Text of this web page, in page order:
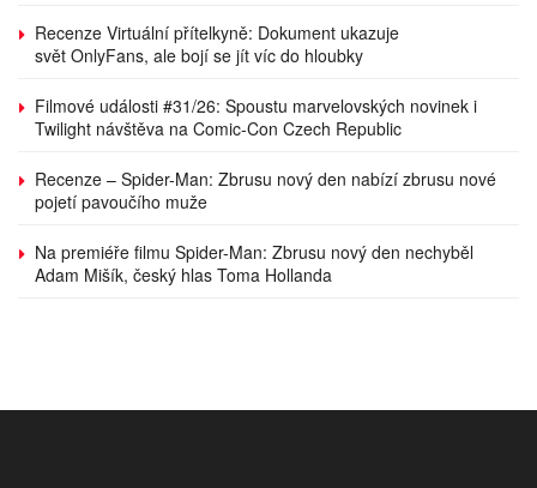
Recenze Virtuální přítelkyně: Dokument ukazuje
svět OnlyFans, ale bojí se jít víc do hloubky
Filmové události #31/26: Spoustu marvelovských novinek i
Twilight návštěva na Comic-Con Czech Republic
Recenze – Spider-Man: Zbrusu nový den nabízí zbrusu nové
pojetí pavoučího muže
Na premiéře filmu Spider-Man: Zbrusu nový den nechyběl
Adam Mišík, český hlas Toma Hollanda